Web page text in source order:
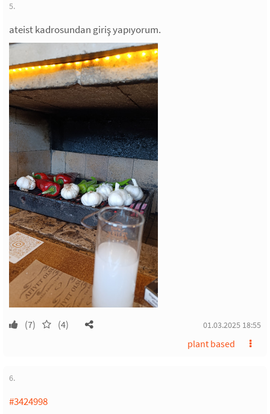
5.
ateist kadrosundan giriş yapıyorum.
(7) (4) 01.03.2025 18:55
plant based
6.
#3424998